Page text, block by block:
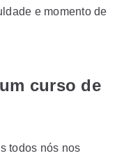
e momento de
curso de
todos nós nos